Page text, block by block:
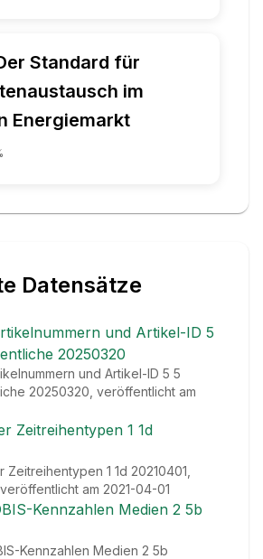
Standard für
im
Energiemarkt
Datensätze
und Artikel-ID 5
20250320
und Artikel-ID 5 5
20250320, veröffentlicht am
Zeitreihentypen 1 1d
1 1d 20210401,
veröffentlicht am 2021-04-01
Kennzahlen Medien 2 5b
Kennzahlen Medien 2 5b